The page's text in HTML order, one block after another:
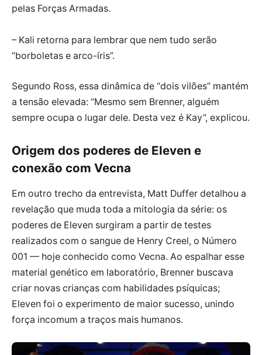
pelas Forças Armadas.
– Kali retorna para lembrar que nem tudo serão
“borboletas e arco-íris”.
Segundo Ross, essa dinâmica de “dois vilões” mantém
a tensão elevada: “Mesmo sem Brenner, alguém
sempre ocupa o lugar dele. Desta vez é Kay”, explicou.
Origem dos poderes de Eleven e
conexão com Vecna
Em outro trecho da entrevista, Matt Duffer detalhou a
revelação que muda toda a mitologia da série: os
poderes de Eleven surgiram a partir de testes
realizados com o sangue de Henry Creel, o Número
001 — hoje conhecido como Vecna. Ao espalhar esse
material genético em laboratório, Brenner buscava
criar novas crianças com habilidades psíquicas;
Eleven foi o experimento de maior sucesso, unindo
força incomum a traços mais humanos.